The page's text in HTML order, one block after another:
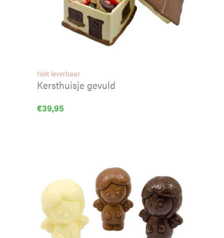
Niet leverbaar
Kersthuisje gevuld
€39,95